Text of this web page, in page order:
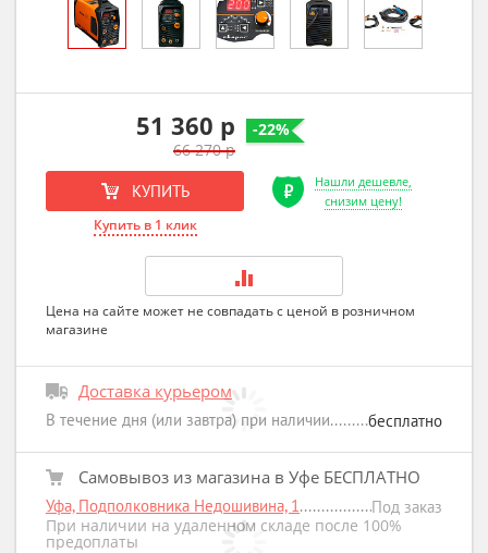
51 360 р
66 270 р
КУПИТЬ
Купить в 1 клик
Нашли дешевле,
снизим цену!
-22%
Цена на сайте может не совпадать с ценой в розничном
магазине
Доставка курьером
В течение дня (или завтра) при наличии бесплатно
Самовывоз из магазина в Уфе БЕСПЛАТНО
Уфа, Подполковника Недошивина, 1
Под заказ
При наличии на удаленном складе после 100%
предоплаты